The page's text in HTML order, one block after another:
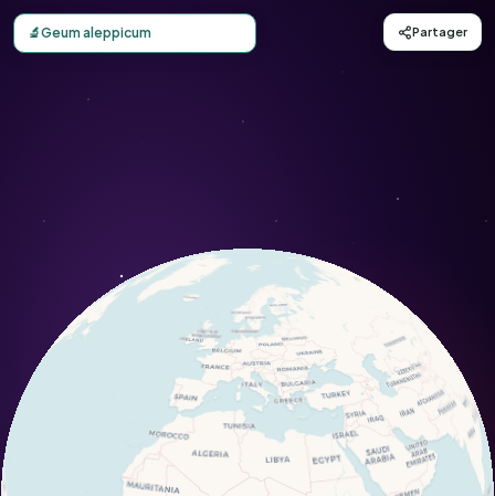
Carte d'observation du Geum aleppicum (Geum
🔬Geum aleppicum Partager